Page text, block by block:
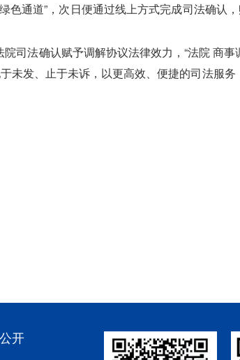
通道”，次日便通过线上方式完成司法确认
法确认赋予调解协议法律效力，“法院 商事
未发、止于未诉，以更高效、便捷的司法服务
开